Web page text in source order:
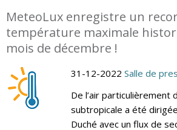
MeteoLux enregistre un
température maximale
mois de décembre !
31-12-2022 Salle de
De l’air particulièrement
subtropicale a été
Duché avec un flux de